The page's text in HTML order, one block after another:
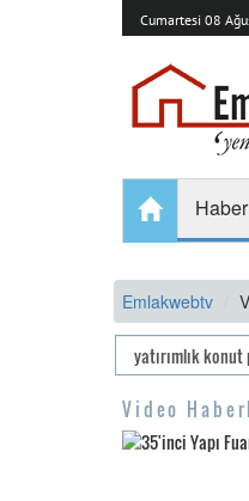
Cumartesi 08
Emlakwebtv
Video